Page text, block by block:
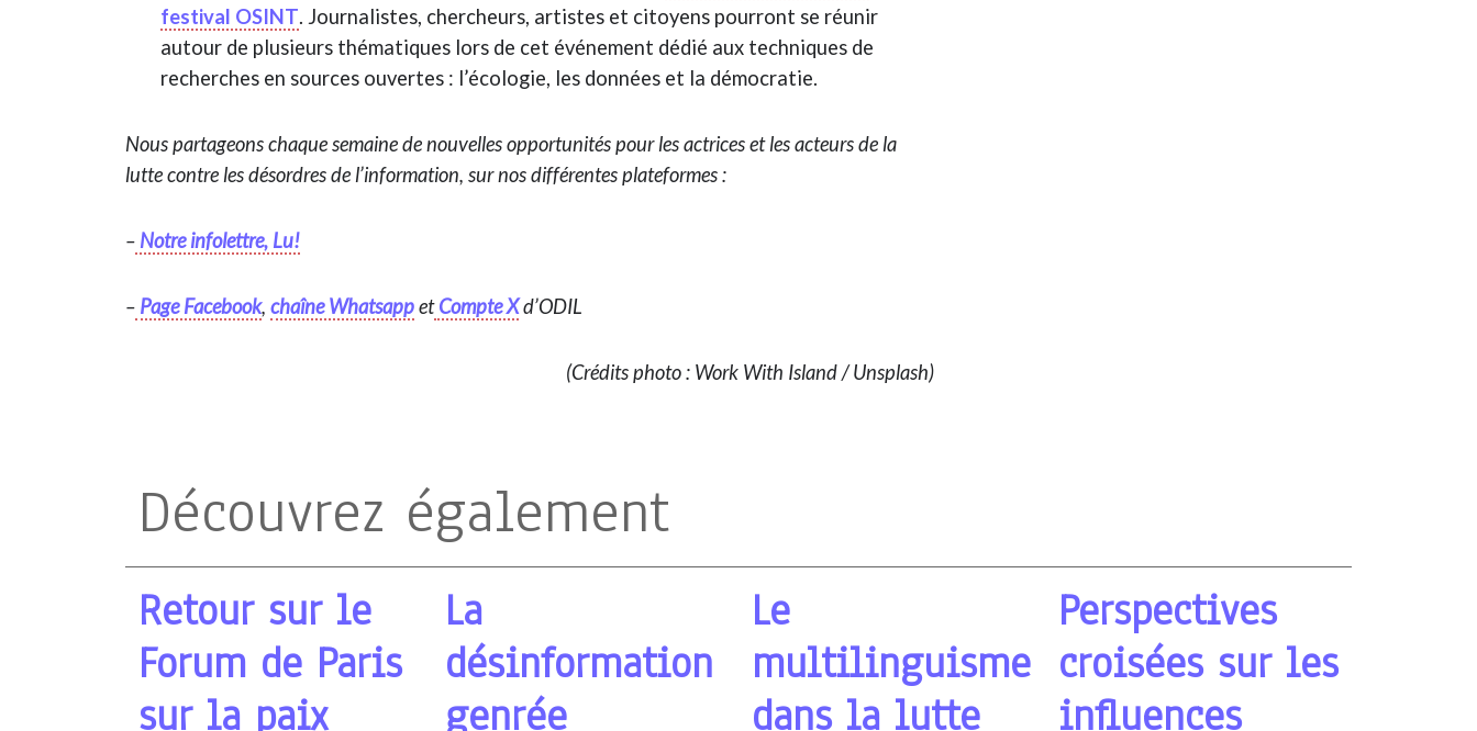
festival OSINT. Journalistes, chercheurs, artistes et citoyens pourront se réunir
autour de plusieurs thématiques lors de cet événement dédié aux techniques de
recherches en sources ouvertes : l’écologie, les données et la démocratie.
Nous partageons chaque semaine de nouvelles opportunités pour les actrices et les acteurs de la
lutte contre les désordres de l’information, sur nos différentes plateformes :
– Notre infolettre, Lu!
– Page Facebook, chaîne WhatsappetCompte Xd’ODIL
(Crédits photo : Work With Island / Unsplash)
Découvrez également
Retour sur le
Forum de Paris
sur la paix
La
désinformation
genrée
Le
multilinguisme
dans la lutte
Perspectives
croisées sur les
influences